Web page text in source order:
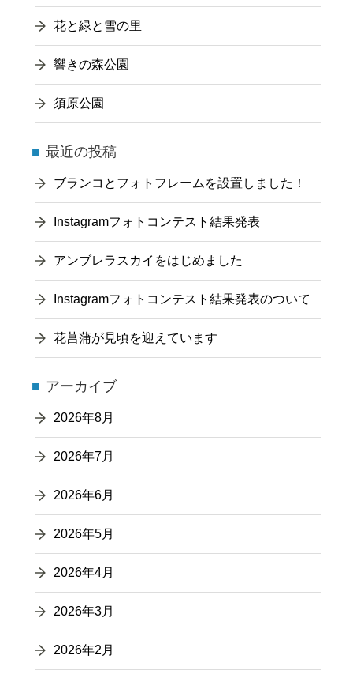
花と緑と雪の里
響きの森公園
須原公園
最近の投稿
ブランコとフォトフレームを設置しました！
Instagramフォトコンテスト結果発表
アンブレラスカイをはじめました
Instagramフォトコンテスト結果発表のついて
花菖蒲が見頃を迎えています
アーカイブ
2026年8月
2026年7月
2026年6月
2026年5月
2026年4月
2026年3月
2026年2月